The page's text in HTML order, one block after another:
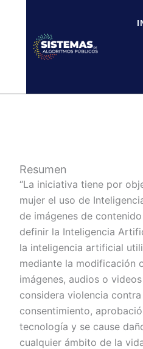
Resumen
“La iniciativa tiene por
mujer el uso de
de imágenes de
definir la Inteligencia
la inteligencia artificial
mediante la modificación
imágenes, audios o
considera violencia
consentimiento,
tecnología y se cause
cualquier ámbito de la